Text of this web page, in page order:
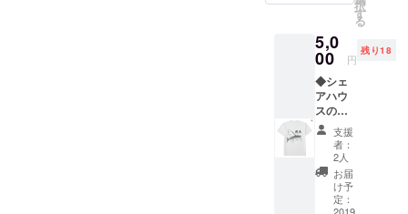
も鍋を
す。台
風の日
は鍋と
いう決
まりも
ありま
す。 ・
それほ
ど重要
なイベ
ントの
参加券
択
す
る
5,0
00 円
残り18
◆シェ
アハウ
スの名
前入り
デザイ
ンTシャ
ツの権
利 ・
シェア
支援
者：
2人
お届
け予
定：
2019